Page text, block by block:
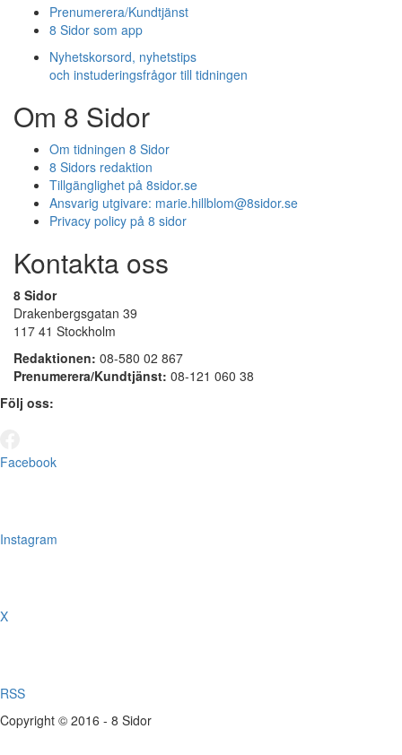
Prenumerera/Kundtjänst
8 Sidor som app
Nyhetskorsord, nyhetstips
och instuderingsfrågor till tidningen
Om 8 Sidor
Om tidningen 8 Sidor
8 Sidors redaktion
Tillgänglighet på 8sidor.se
Ansvarig utgivare: marie.hillblom@8sidor.se
Privacy policy på 8 sidor
Kontakta oss
8 Sidor
Drakenbergsgatan 39
117 41 Stockholm
Redaktionen: 08-580 02 867
Prenumerera/Kundtjänst: 08-121 060 38
Följ oss:
Facebook
Instagram
X
RSS
Copyright © 2016 - 8 Sidor